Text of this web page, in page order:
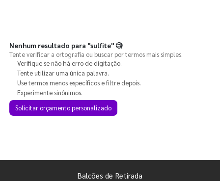
Nenhum resultado para "sulfite"🧐
Tente verificar a ortografia ou buscar por termos mais simples.
Verifique se não há erro de digitação.
Tente utilizar uma única palavra.
Use termos menos específicos e filtre depois.
Experimente sinônimos.
Solicitar orçamento personalizado
Balcões de Retirada